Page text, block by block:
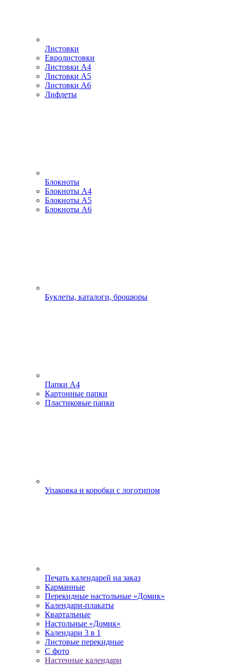
Листовки
Евролистовки
Листовки А4
Листовки А5
Листовки А6
Лифлеты
Блокноты
Блокноты А4
Блокноты А5
Блокноты А6
Буклеты, каталоги, брошюры
Папки А4
Картонные папки
Пластиковые папки
Упаковка и коробки с логотипом
Печать календарей на заказ
Карманные
Перекидные настольные «Домик»
Календари-плакаты
Квартальные
Настольные «Домик»
Календари 3 в 1
Листовые перекидные
С фото
Настенные календари